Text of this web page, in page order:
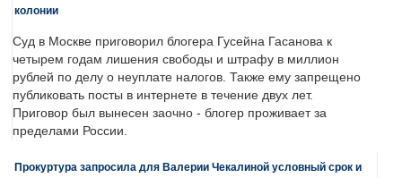
колонии
Суд в Москве приговорил блогера Гусейна Гасанова к
четырем годам лишения свободы и штрафу в миллион
рублей по делу о неуплате налогов. Также ему запрещено
публиковать посты в интернете в течение двух лет.
Приговор был вынесен заочно - блогер проживает за
пределами России.
Прокуртура запросила для Валерии Чекалиной условный срок и